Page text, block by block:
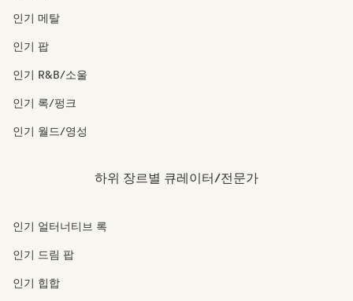
인기 메탈
인기 팝
인기 R&B/소울
인기 록/펑크
인기 월드/영성
하위 장르별 큐레이터/전문가
인기 얼터너티브 록
인기 드림 팝
인기 힙합